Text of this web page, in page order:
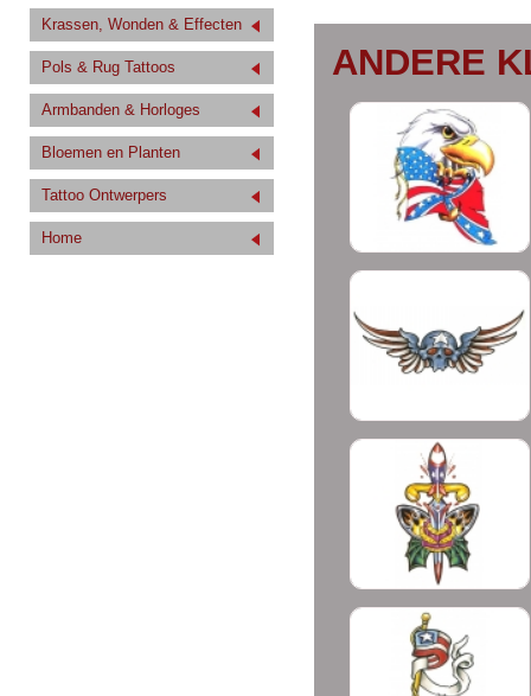
Krassen, Wonden & Effecten
Pols & Rug Tattoos
Armbanden & Horloges
Bloemen en Planten
Tattoo Ontwerpers
Home
ANDERE